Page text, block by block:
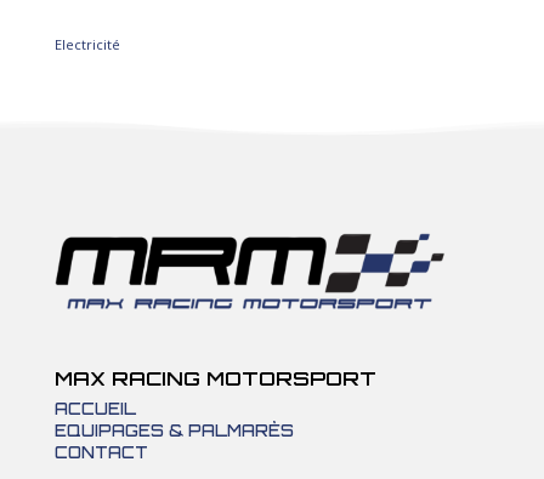
Electricité
MAX RACING MOTORSPORT
ACCUEIL
EQUIPAGES & PALMARÈS
CONTACT